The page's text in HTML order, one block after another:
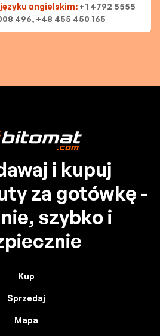
angielskim: +1 4792 5555
496, +48 455 450 165
i kupuj
za gotówkę -
szybko i
Kup
Sprzedaj
Mapa